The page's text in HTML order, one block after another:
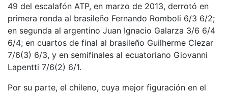
49 del escalafón ATP, en marzo de 2013, derrotó en
primera ronda al brasileño Fernando Romboli 6/3 6/2;
en segunda al argentino Juan Ignacio Galarza 3/6 6/4
6/4; en cuartos de final al brasileño Guilherme Clezar
7/6(3) 6/3, y en semifinales al ecuatoriano Giovanni
Lapentti 7/6(2) 6/1.
Por su parte, el chileno, cuya mejor figuración en el